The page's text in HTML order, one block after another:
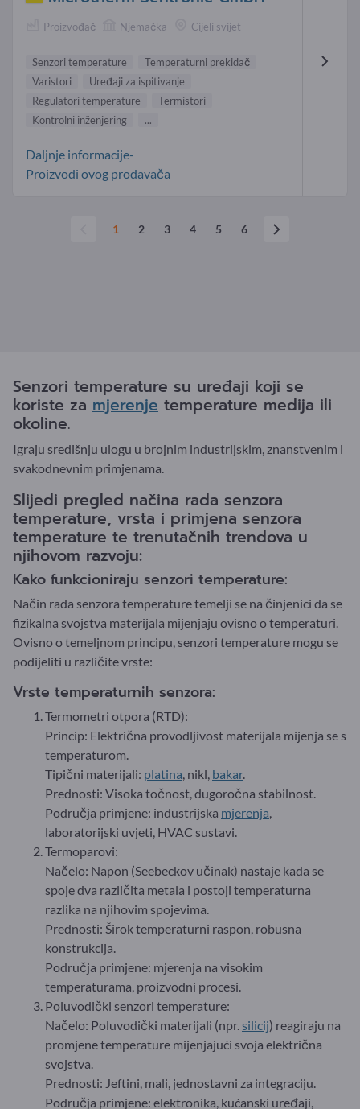
Proizvođač Njemačka Cijeli svijet
Senzori temperature
Temperaturni prekidač
Varistori
Uređaji za ispitivanje
Regulatori temperature
Termistori
Kontrolni inženjering
...
Daljnje informacije-
Proizvodi ovog prodavača
1 2 3 4 5 6
Senzori temperature su uređaji koji se
koriste za mjerenje temperature medija ili
okoline.
Igraju središnju ulogu u brojnim industrijskim, znanstvenim i
svakodnevnim primjenama.
Slijedi pregled načina rada senzora
temperature, vrsta i primjena senzora
temperature te trenutačnih trendova u
njihovom razvoju:
Kako funkcioniraju senzori temperature:
Način rada senzora temperature temelji se na činjenici da se
fizikalna svojstva materijala mijenjaju ovisno o temperaturi.
Ovisno o temeljnom principu, senzori temperature mogu se
podijeliti u različite vrste:
Vrste temperaturnih senzora:
Termometri otpora (RTD):
Princip: Električna provodljivost materijala mijenja se s
temperaturom.
Tipični materijali: platina , nikl, bakar.
Prednosti: Visoka točnost, dugoročna stabilnost.
Područja primjene: industrijska mjerenja
laboratorijski uvjeti, HVAC sustavi.
Termoparovi:
Načelo: Napon (Seebeckov učinak) nastaje kada se
spoje dva različita metala i postoji temperaturna
razlika na njihovim spojevima.
Prednosti: Širok temperaturni raspon, robusna
konstrukcija.
Područja primjene: mjerenja na visokim
temperaturama, proizvodni procesi.
Poluvodički senzori temperature:
Načelo: Poluvodički materijali (npr. silicij) reagiraju na
promjene temperature mijenjajući svoja električna
svojstva.
Prednosti: Jeftini, mali, jednostavni za integraciju.
Područja primjene: elektronika, kućanski uređaji,